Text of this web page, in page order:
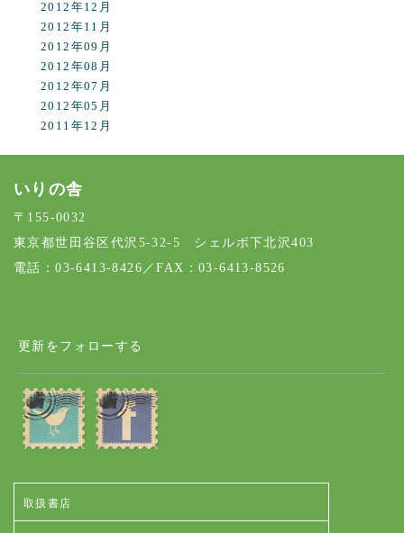
2012年12月
2012年11月
2012年09月
2012年08月
2012年07月
2012年05月
2011年12月
いりの舎
〒155-0032
東京都世田谷区代沢5-32-5 シェルボ下北沢403
電話：03-6413-8426／FAX：03-6413-8526
更新をフォローする
取扱書店